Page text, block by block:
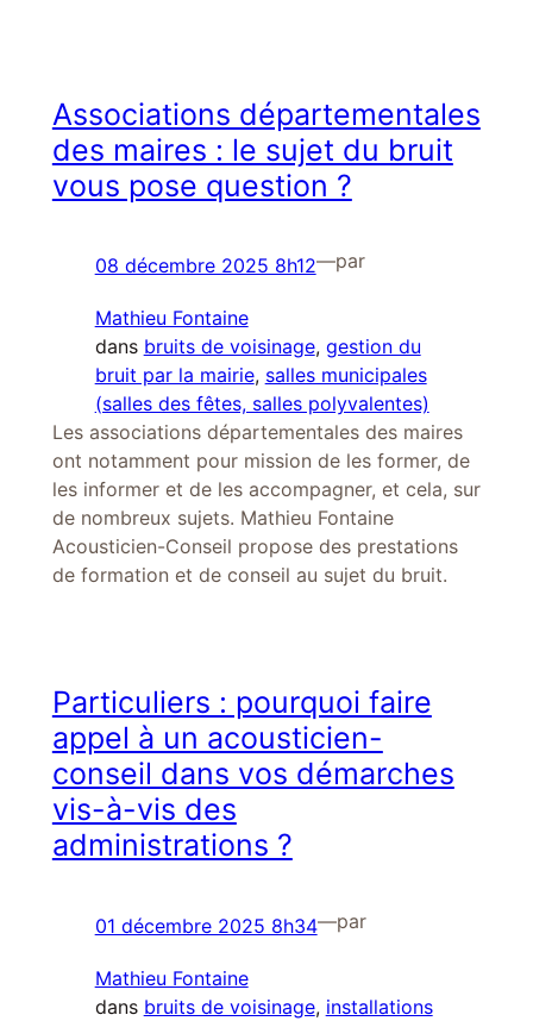
Associations départementales
des maires : le sujet du bruit
vous pose question ?
08 décembre 2025 8h12—par
Mathieu Fontaine
dans bruits de voisinage, gestion du
bruit par la mairie, salles municipales
(salles des fêtes, salles polyvalentes)
Les associations départementales des maires
ont notamment pour mission de les former, de
les informer et de les accompagner, et cela, sur
de nombreux sujets. Mathieu Fontaine
Acousticien-Conseil propose des prestations
de formation et de conseil au sujet du bruit.
Particuliers : pourquoi faire
appel à un acousticien-
conseil dans vos démarches
vis-à-vis des
administrations ?
01 décembre 2025 8h34—par
Mathieu Fontaine
dans bruits de voisinage, installations